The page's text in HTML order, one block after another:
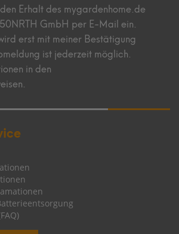
Erhalt des mygardenhome.de
GmbH per E-Mail ein.
erst mit meiner Bestätigung
ist jederzeit möglich.
in den